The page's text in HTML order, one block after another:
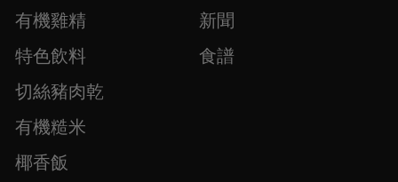
有機雞精
特色飲料
切絲豬肉乾
有機糙米
椰香飯
新聞
食譜